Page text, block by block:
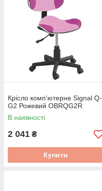
Крісло комп'ютерне Signal Q-
G2 Рожевий OBRQG2R
В наявності
2 041 ₴
Купити